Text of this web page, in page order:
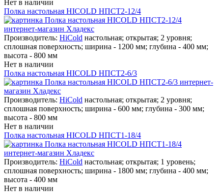
Нет в наличии
Полка настольная HICOLD НПСТ2-12/4
Производитель: HiCold настольная; открытая; 2 уровня;
сплошная поверхность; ширина - 1200 мм; глубина - 400 мм;
высота - 800 мм
Нет в наличии
Полка настольная HICOLD НПСТ2-6/3
Производитель: HiCold настольная; открытая; 2 уровня;
сплошная поверхность; ширина - 600 мм; глубина - 300 мм;
высота - 800 мм
Нет в наличии
Полка настольная HICOLD НПСТ1-18/4
Производитель: HiCold настольная; открытая; 1 уровень;
сплошная поверхность; ширина - 1800 мм; глубина - 400 мм;
высота - 400 мм
Нет в наличии